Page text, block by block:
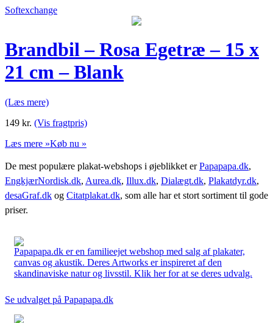
Softexchange
Brandbil – Rosa Egetræ – 15 x
21 cm – Blank
(Læs mere)
149 kr. (Vis fragtpris)
Læs mere »Køb nu »
De mest populære plakat-webshops i øjeblikket erPapapapa.dk,
EngkjærNordisk.dk, Aurea.dk, Illux.dk, Dialægt.dk, Plakatdyr.dk,
desaGraf.dk og Citatplakat.dk, som alle har et stort sortiment til gode
priser.
Papapapa.dk er en familieejet webshop med salg af plakater,
canvas og akustik. Deres Artworks er inspireret af den
skandinaviske natur og livsstil. Klik her for at se deres udvalg.
Se udvalget på Papapapa.dk